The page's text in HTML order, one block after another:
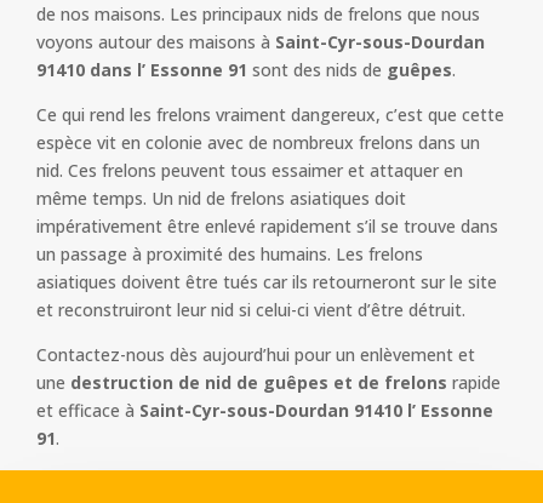
de nos maisons. Les principaux nids de frelons que nous
voyons autour des maisons à Saint-Cyr-sous-Dourdan
91410 dans l’ Essonne 91 sont des nids de guêpes.
Ce qui rend les frelons vraiment dangereux, c’est que cette
espèce vit en colonie avec de nombreux frelons dans un
nid. Ces frelons peuvent tous essaimer et attaquer en
même temps. Un nid de frelons asiatiques doit
impérativement être enlevé rapidement s’il se trouve dans
un passage à proximité des humains. Les frelons
asiatiques doivent être tués car ils retourneront sur le site
et reconstruiront leur nid si celui-ci vient d’être détruit.
Contactez-nous dès aujourd’hui pour un enlèvement et
une destruction de nid de guêpes et de frelons rapide
et efficace à Saint-Cyr-sous-Dourdan 91410 l’ Essonne
91.